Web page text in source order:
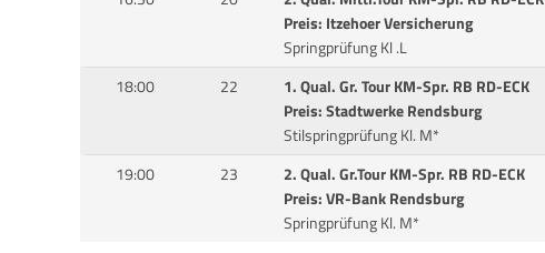
Preis: Itzehoer Versicherung
Springprüfung Kl .L
18:00 22
1. Qual. Gr. Tour KM-Spr. RB RD-ECK
Preis: Stadtwerke Rendsburg
Stilspringprüfung Kl. M*
19:00 23
2. Qual. Gr.Tour KM-Spr. RB RD-ECK
Preis: VR-Bank Rendsburg
Springprüfung Kl. M*